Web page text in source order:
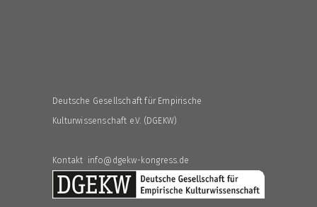
Deutsche Gesellschaft für Empirische
Kulturwissenschaft e.V. (DGEKW)
Kontakt info@dgekw-kongress.de